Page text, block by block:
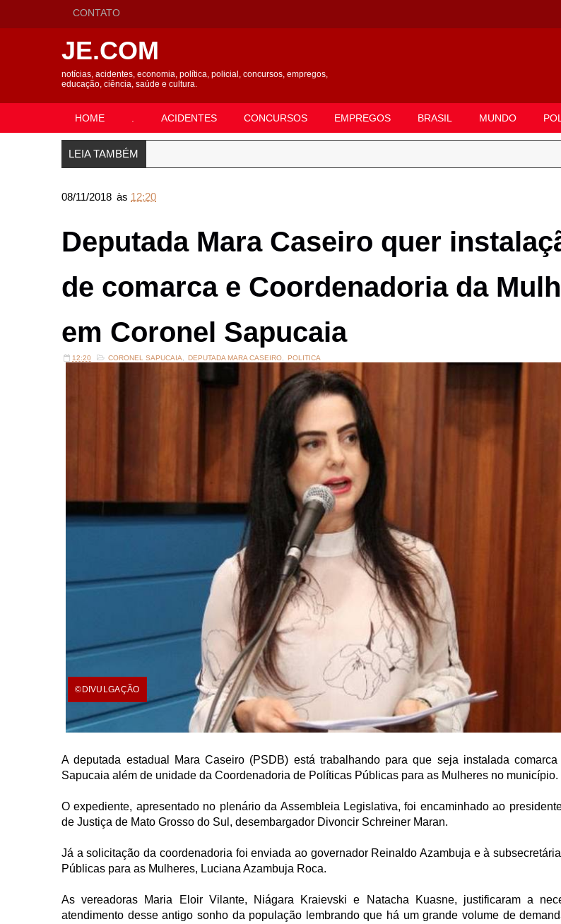
CONTATO
JE.COM
notícias, acidentes, economia, política, policial, concursos, empregos,
educação, ciência, saúde e cultura.
HOME ACIDENTES CONCURSOS EMPREGOS BRASIL MUNDO
LEIA TAMBÉM
08/11/2018 às 12:20
Deputada Mara Caseiro quer
de comarca e Coordenadoria da
em Coronel Sapucaia
12:20 CORONEL SAPUCAIA DEPUTADA MARA CASEIRO POLITICA
©DIVULGAÇÃO
A deputada estadual Mara Caseiro (PSDB) está trabalhando para que seja instalada comarca
Sapucaia além de unidade da Coordenadoria de Políticas Públicas para as Mulheres no município.
O expediente, apresentado no plenário da Assembleia Legislativa, foi encaminhado ao
de Justiça de Mato Grosso do Sul, desembargador Divoncir Schreiner Maran.
Já a solicitação da coordenadoria foi enviada ao governador Reinaldo Azambuja e à
Públicas para as Mulheres, Luciana Azambuja Roca.
As vereadoras Maria Eloir Vilante, Niágara Kraievski e Natacha Kuasne, justificaram a
atendimento desse antigo sonho da população lembrando que há um grande volume de